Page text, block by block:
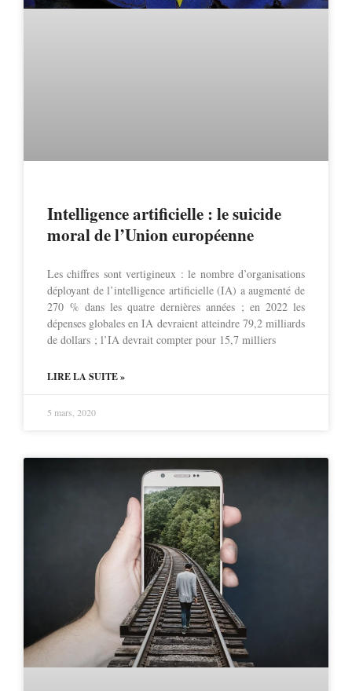
Intelligence artificielle : le suicide
moral de l’Union européenne
Les chiffres sont vertigineux : le nombre d’organisations
déployant de l’intelligence artificielle (IA) a augmenté de
270 % dans les quatre dernières années ; en 2022 les
dépenses globales en IA devraient atteindre 79,2 milliards
de dollars ; l’IA devrait compter pour 15,7 milliers
LIRE LA SUITE »
5 mars, 2020